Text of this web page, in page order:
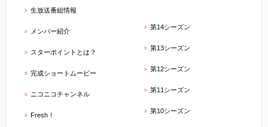
生放送番組情報
メンバー紹介
スターポイントとは？
完成ショートムービー
ニコニコチャンネル
Fresh！
第14シーズン
第13シーズン
第12シーズン
第11シーズン
第10シーズン